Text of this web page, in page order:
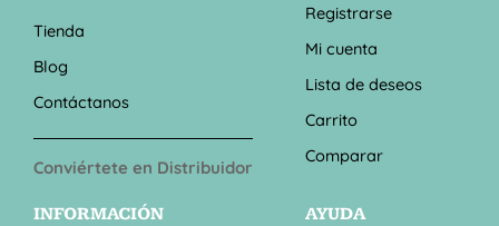
Tienda
Blog
Contáctanos
Conviértete en Distribuidor
Registrarse
Mi cuenta
Lista de deseos
Carrito
Comparar
INFORMACIÓN
AYUDA